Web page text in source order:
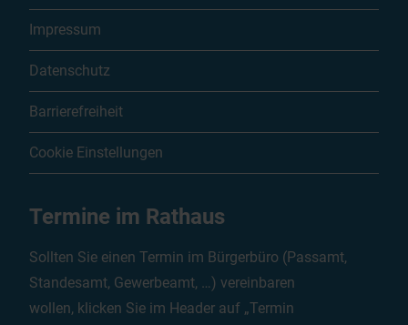
Impressum
Datenschutz
Barrierefreiheit
Cookie Einstellungen
Termine im Rathaus
Sollten Sie einen Termin im Bürgerbüro (Passamt,
Standesamt, Gewerbeamt, …) vereinbaren
wollen, klicken Sie im Header auf „Termin